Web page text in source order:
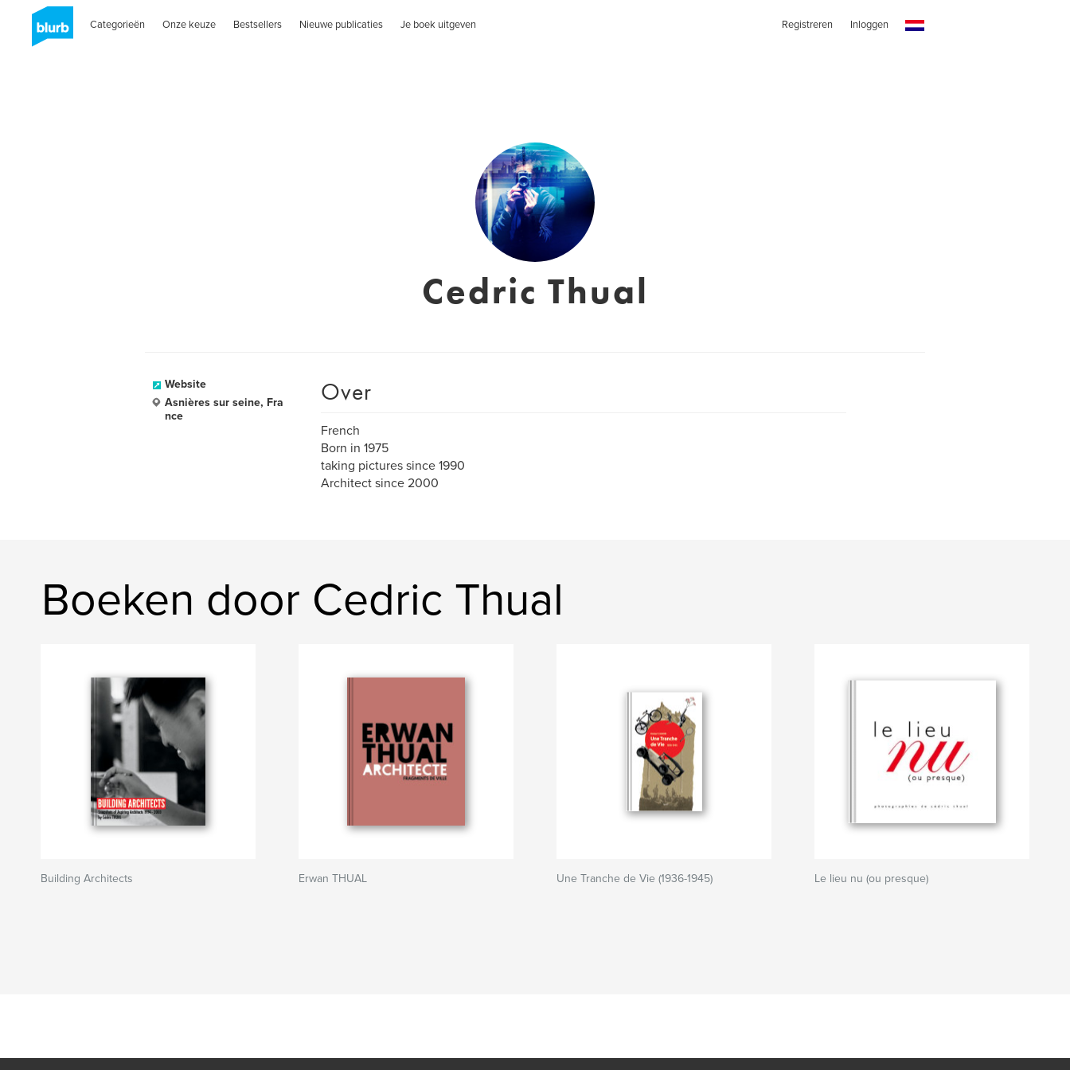
Categorieën Onze keuze Bestsellers Nieuwe publicaties Je boek uitgeven Registreren Inloggen
Cedric Thual
Website
Asnières sur seine, Fra
nce
Over
French
Born in 1975
taking pictures since 1990
Architect since 2000
Boeken door Cedric Thual
Building Architects Erwan THUAL Une Tranche de Vie (1936-1945) Le lieu nu (ou presque)